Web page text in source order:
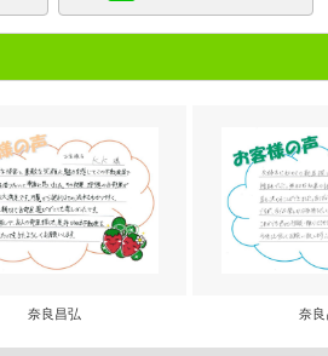
奈良昌弘 奈良